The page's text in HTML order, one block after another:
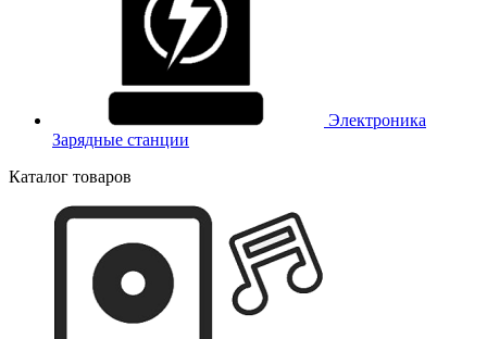
Электроника
Зарядные станции
Каталог товаров